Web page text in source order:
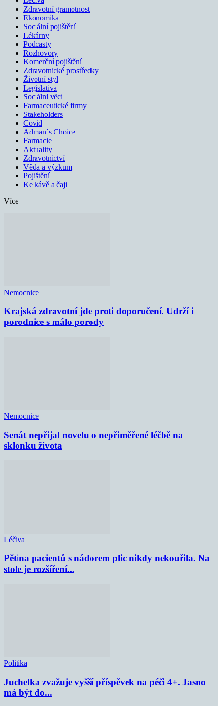
Zdravotní gramotnost
Ekonomika
Sociální pojištění
Lékárny
Podcasty
Rozhovory
Komerční pojištění
Zdravotnické prostředky
Životní styl
Legislativa
Sociální věci
Farmaceutické firmy
Stakeholders
Covid
Adman´s Choice
Farmacie
Aktuality
Zdravotnictví
Věda a výzkum
Pojištění
Ke kávě a čaji
Více
Nemocnice
Krajská zdravotní jde proti doporučení. Udrží i
porodnice s málo porody
Nemocnice
Senát nepřijal novelu o nepřiměřené léčbě na
sklonku života
Léčiva
Pětina pacientů s nádorem plic nikdy nekouřila. Na
stole je rozšíření...
Politika
Juchelka zvažuje vyšší příspěvek na péči 4+. Jasno
má být do...